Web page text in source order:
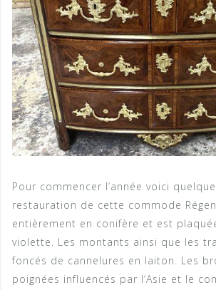
Pour commencer l’année voici
restauration de cette commode
entièrement en conifère et est
violette. Les montants ainsi que les
foncés de cannelures en laiton. Les
poignées influencés par l’Asie et le